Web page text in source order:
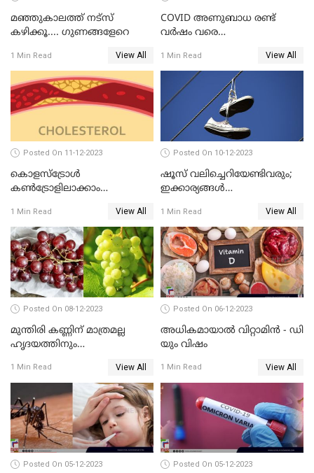
മഞ്ഞുകാലത്ത് നട്‌സ്
കഴിക്കൂ.... ഗുണങ്ങളേറെ
1 Min Read View All
COVID അണുബാധ രണ്ട്
വര്‍ഷം വരെ
നിലനില്‍ക്കാം എന്ന് പുതിയ
പഠനം
1 Min Read View All
Posted On 11-12-2023
കൊളസ്‌ട്രോള്‍
കൺട്രോളിലാക്കാം
1 Min Read View All
Posted On 10-12-2023
ഷൂസ് വലിച്ചെറിയേണ്ടിവരും;
ഇക്കാര്യങ്ങൾ
1 Min Read View All
Posted On 08-12-2023
മുന്തിരി കണ്ണിന് മാത്രമല്ല
ഹൃദയത്തിനും
ബെസ്റ്റാണ്
1 Min Read View All
Posted On 06-12-2023
അധികമായാല്‍ വിറ്റാമിന്‍ - ഡി
യും വിഷം
1 Min Read View All
Posted On 05-12-2023 Posted On 05-12-2023